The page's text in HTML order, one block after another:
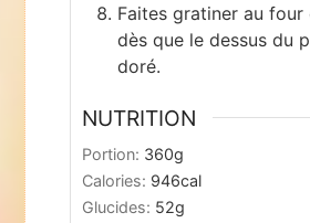
Faites gratiner au four
dès que le dessus du
doré.
NUTRITION
Portion: 360g
Calories: 946cal
Glucides: 52g